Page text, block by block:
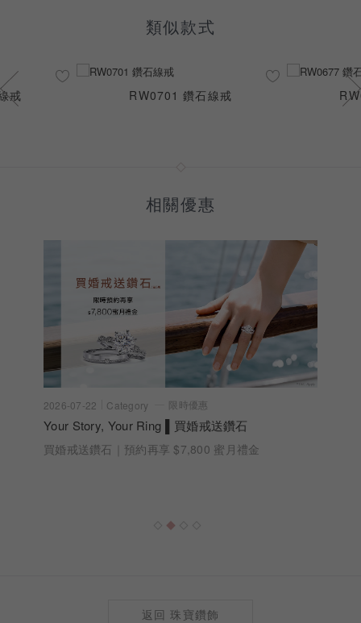
類似款式
戒 RW0701 鑽石線戒
相關優惠
2026-07-22 Category 限時優惠
Your Story, Your Ring ▌買婚戒送鑽石
買婚戒送鑽石｜預約再享 $7,800 蜜月禮金
返回 珠寶鑽飾